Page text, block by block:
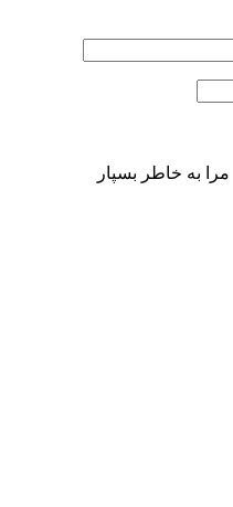
مرا به خاطر بسپار